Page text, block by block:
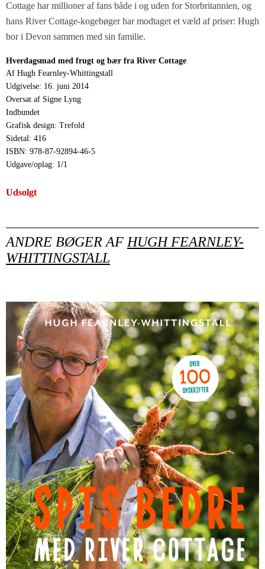
Cottage har millioner af fans både i og uden for Storbritannien, og
hans River Cottage-kogebøger har modtaget et væld af priser: Hugh
bor i Devon sammen med sin familie.
Hverdagsmad med frugt og bær fra River Cottage
Af Hugh Fearnley-Whittingstall
Udgivelse: 16. juni 2014
Oversat af Signe Lyng
Indbundet
Grafisk design: Trefold
Sidetal: 416
ISBN: 978-87-92894-46-5
Udgave/oplag: 1/1
Udsolgt
ANDRE BØGER AF HUGH FEARNLEY-
WHITTINGSTALL